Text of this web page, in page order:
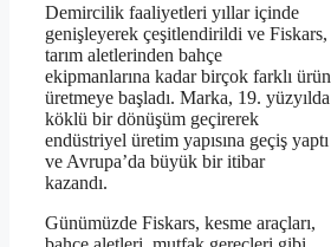
Demircilik faaliyetleri yıllar içinde
genişleyerek çeşitlendirildi ve Fiskars,
tarım aletlerinden bahçe
ekipmanlarına kadar birçok farklı ürün
üretmeye başladı. Marka, 19. yüzyılda
köklü bir dönüşüm geçirerek
endüstriyel üretim yapısına geçiş yaptı
ve Avrupa’da büyük bir itibar
kazandı.
Günümüzde Fiskars, kesme araçları,